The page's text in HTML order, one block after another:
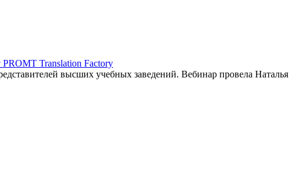
Translation Factory
высших учебных заведений. Вебинар провела Наталья